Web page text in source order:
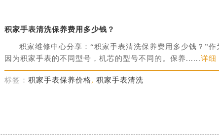
积家手表清洗保养费用多少钱？
积家维修中心分享：“积家手表清洗保养费用多少钱？”作
因为积家手表的不同型号，机芯的型号不同的。保养......详细
标签： 积家手表保养价格, 积家手表清洗